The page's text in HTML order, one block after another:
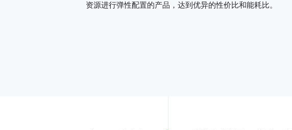
资源进行弹性配置的产品，达到优异的性价比和能耗比。